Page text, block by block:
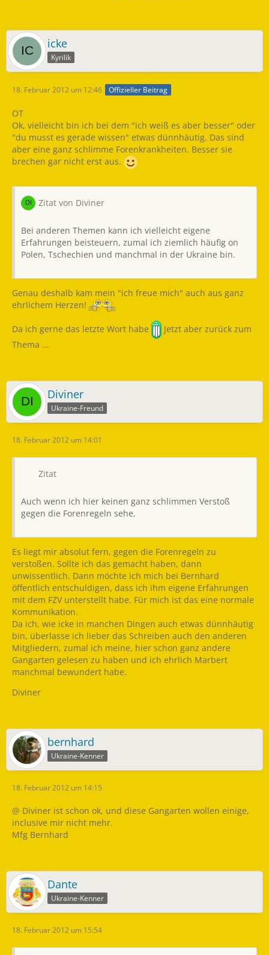
icke
Kyrilik
18. Februar 2012 um 12:46 Offizieller Beitrag
OT
Ok, vielleicht bin ich bei dem "ich weiß es aber besser" oder
"du musst es gerade wissen" etwas dünnhäutig. Das sind
aber eine ganz schlimme Forenkrankheiten. Besser sie
brechen gar nicht erst aus.
Zitat von Diviner
Bei anderen Themen kann ich vielleicht eigene
Erfahrungen beisteuern, zumal ich ziemlich häufig on
Polen, Tschechien und manchmal in der Ukraine bin.
Genau deshalb kam mein "ich freue mich" auch aus ganz
ehrlichem Herzen!
Da ich gerne das letzte Wort habe
Jetzt aber zurück zum
Thema ...
Diviner
Ukraine-Freund
18. Februar 2012 um 14:01
Zitat
Auch wenn ich hier keinen ganz schlimmen Verstoß
gegen die Forenregeln sehe,
Es liegt mir absolut fern, gegen die Forenregeln zu
verstoßen. Sollte ich das gemacht haben, dann
unwissentlich. Dann möchte ich mich bei Bernhard
öffentlich entschuldigen, dass ich ihm eigene Erfahrungen
mit dem FZV unterstellt habe. Für mich ist das eine normale
Kommunikation.
Da ich, wie icke in manchen Dingen auch etwas dünnhäutig
bin, überlasse ich lieber das Schreiben auch den anderen
Mitgliedern, zumal ich meine, hier schon ganz andere
Gangarten gelesen zu haben und ich ehrlich Marbert
manchmal bewundert habe.
Diviner
bernhard
Ukraine-Kenner
18. Februar 2012 um 14:15
@ Diviner ist schon ok, und diese Gangarten wollen einige,
inclusive mir nicht mehr.
Mfg Bernhard
Dante
Ukraine-Kenner
18. Februar 2012 um 15:54